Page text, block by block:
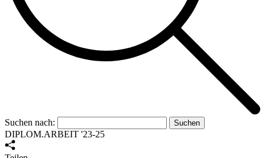
Suchen nach:
DIPLOM.ARBEIT '23-25